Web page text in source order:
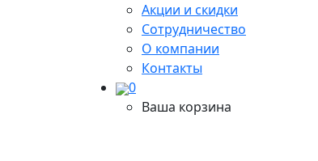
Акции и скидки
Сотрудничество
О компании
Контакты
0
Ваша корзина